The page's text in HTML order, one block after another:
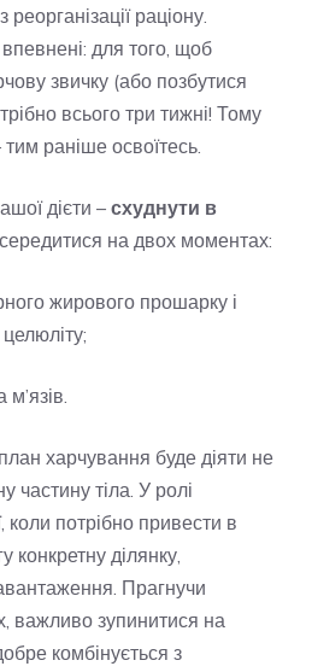
раціону.
для того, щоб
звичку (або позбутися
всього три тижні! Тому
раніше освоїтесь.
дієти – схуднути в
на двох моментах:
жирового прошарку і
м’язів.
харчування буде діяти не
частину тіла. У ролі
коли потрібно привести в
конкретну ділянку,
Прагнучи
важливо зупинитися на
комбінується з